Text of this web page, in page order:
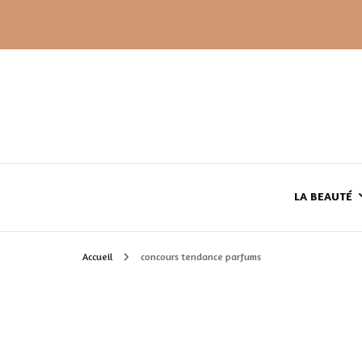
LA BEAUTÉ
Accueil concours tendance parfums